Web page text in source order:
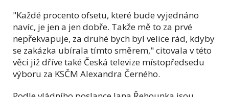
"Každé procento ofsetu, které bude vyjednáno
navíc, je jen a jen dobře. Takže mě to za prvé
nepřekvapuje, za druhé bych byl velice rád, kdyby
se zakázka ubírala tímto směrem," citovala v této
věci již dříve také Česká televize místopředsedu
výboru za KSČM Alexandra Černého.